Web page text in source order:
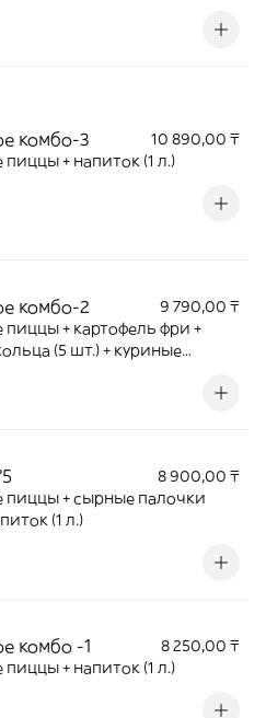
комбо-3
10 890,00 ₸
пиццы + напиток (1 л.)
комбо-2
9 790,00 ₸
пиццы + картофель фри +
(5 шт.) + куриные
8 900,00 ₸
пиццы + сырные палочки
(1 л.)
комбо -1
8 250,00 ₸
пиццы + напиток (1 л.)